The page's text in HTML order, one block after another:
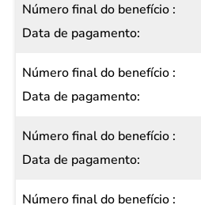
Data de
pagamento